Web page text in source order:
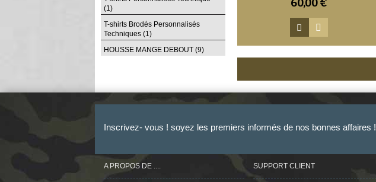
(1)
T-shirts Brodés Personnalisés
Techniques (1)
HOUSSE MANGE DEBOUT (9)
60,00 €
Inscrivez- vous ! soyez les premiers informés de nos bonnes affaires !
A PROPOS DE .... SUPPORT CLIENT